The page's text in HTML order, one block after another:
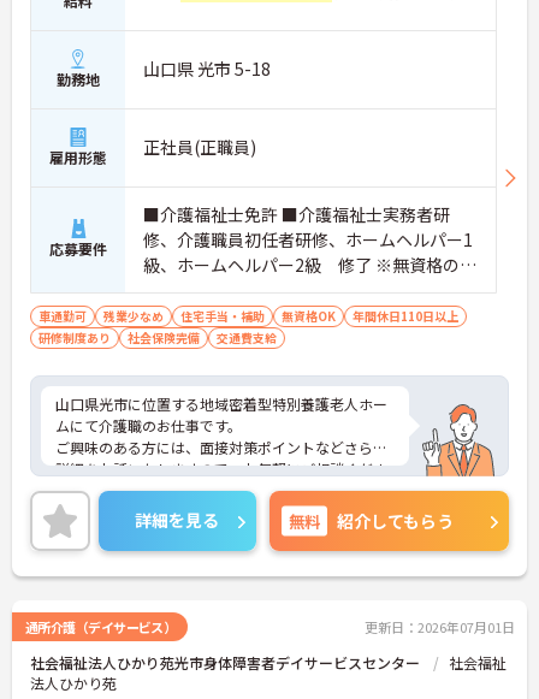
勤務地 山口県 光市 5-18
雇用形態 正社員(正職員)
応募要件
■介護福祉士免許 ■介護福祉士実務者研
修、介護職員初任者研修、ホームヘルパー1
級、ホームヘルパー2級 修了 ※無資格の方
も相談可
車通勤可 残業少なめ 住宅手当・補助 無資格OK
年間休日110日以上
研修制度あり
社会保険完備 交通費支給
山口県光市に位置する地域密着型特別養護老人ホー
ムにて介護職のお仕事です。
ご興味のある方には、面接対策ポイントなどさらに
詳細をお話いたしますので、お気軽にご相談くださ
い。
詳細を見る 無料 紹介してもらう
通所介護（デイサービス） 更新日：2026年07月01日
社会福祉法人ひかり苑光市身体障害者デイサービスセンター
社会福祉
法人ひかり苑